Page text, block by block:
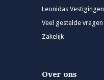
Leonidas Vestigingen
Veel gestelde vragen
Zakelijk
Over ons